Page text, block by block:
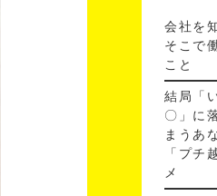
会社を
そこで
こと
結局「
〇」に
まうあ
「プチ
メ